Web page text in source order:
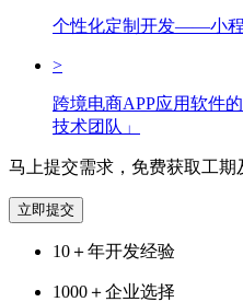
个性化定制开发——小
>
跨境电商APP应用软件
技术团队」
马上提交需求，免费获取工期
立即提交
10＋年开发经验
1000＋企业选择